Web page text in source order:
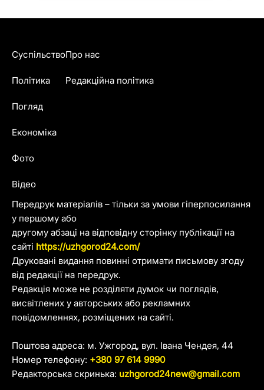
Передрук матеріалів – тільки за умови гіперпосилання
у першому або
другому абзаці на відповідну сторінку публікації на
сайті https://uzhgorod24.com/
Друковані видання повинні отримати письмову згоду
від редакції на передрук.
Редакція може не розділяти думок чи поглядів,
висвітлених у авторських або рекламних
повідомленнях, розміщених на сайті.
Поштова адреса: м. Ужгород, вул. Івана Чендея, 44
Номер телефону: +380 97 614 9990
Редакторська скринька: uzhgorod24new@gmail.com
Суспільство
Політика
Погляд
Економіка
Фото
Відео
Про нас
Редакційна політика